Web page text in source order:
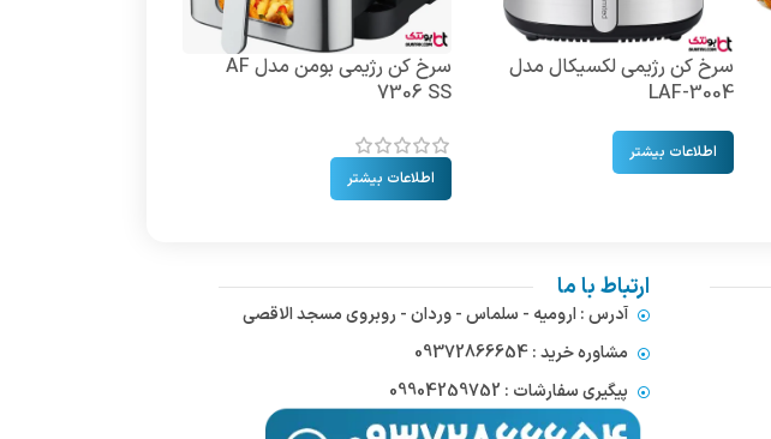
سرخ کن رژیمی لکسیکال مدل
LAF-3004
اطلاعات بیشتر
سرخ کن رژیمی بومن مدل AF
7306 SS
اطلاعات بیشتر
ارتباط با ما
آدرس : ارومیه - سلماس - وردان - روبروی مسجد الاقصی
مشاوره خرید : 09372866654
پیگیری سفارشات : 09904259752